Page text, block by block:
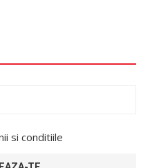
si conditiile